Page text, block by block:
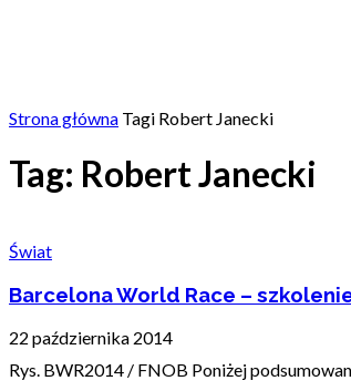
Strona główna Tagi Robert Janecki
Tag: Robert Janecki
Świat
Barcelona World Race –
22 października 2014
Rys. BWR2014 / FNOB Poniżej